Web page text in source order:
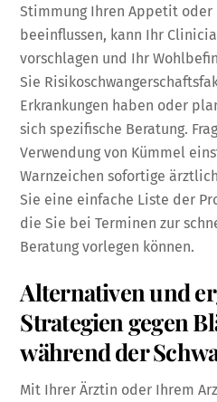
Stimmung Ihren Appetit oder
beeinflussen, kann Ihr
vorschlagen und Ihr
Sie
Erkrankungen haben oder
sich spezifische Beratung.
Verwendung von Kümmel
Warnzeichen sofortige
Sie eine einfache Liste der
die Sie bei Terminen zur
Beratung vorlegen können.
Alternativen und
Strategien gegen
während der
Mit Ihrer Ärztin oder Ihrem